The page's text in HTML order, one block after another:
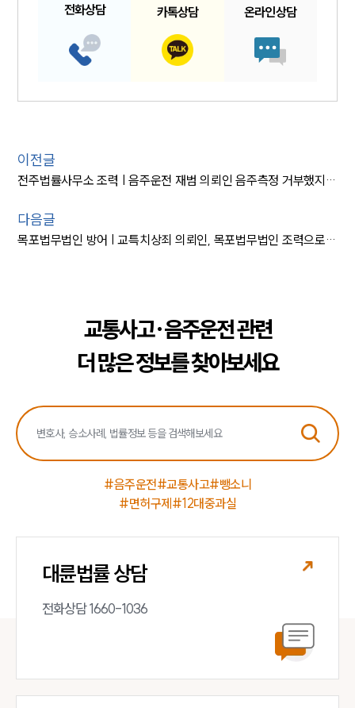
전화상담 카톡상담 온라인상담
이전글
전주법률사무소 조력 | 음주운전 재범 의뢰인 음주측정 거부했지만 벌금형
다음글
목포법무법인 방어 | 교특치상죄 의뢰인, 목포법무법인 조력으로 ‘집행유예’ 방어
교통사고·음주운전 관련
더 많은 정보를 찾아보세요
#음주운전#교통사고#뺑소니
#면허구제 #12대중과실
대륜법률 상담
전화상담 1660-1036